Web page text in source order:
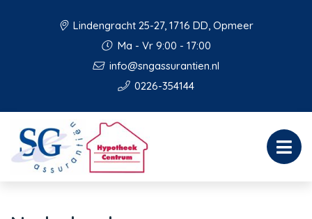
Lindengracht 25-27, 1716 DD, Opmeer
Ma - Vr 9:00 - 17:00
info@sngassurantien.nl
0226-354144